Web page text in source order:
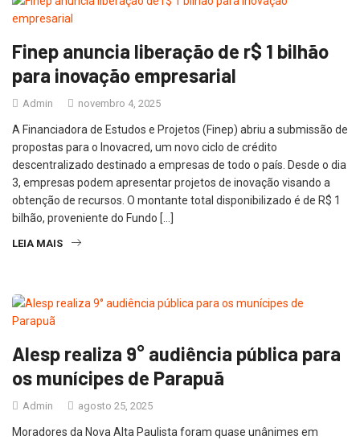
Finep anuncia liberação de r$ 1 bilhão
para inovação empresarial
Admin novembro 4, 2025
A Financiadora de Estudos e Projetos (Finep) abriu a submissão de
propostas para o Inovacred, um novo ciclo de crédito
descentralizado destinado a empresas de todo o país. Desde o dia
3, empresas podem apresentar projetos de inovação visando a
obtenção de recursos. O montante total disponibilizado é de R$ 1
bilhão, proveniente do Fundo […]
LEIA MAIS
Alesp realiza 9° audiência pública para
os munícipes de Parapuã
Admin agosto 25, 2025
Moradores da Nova Alta Paulista foram quase unânimes em